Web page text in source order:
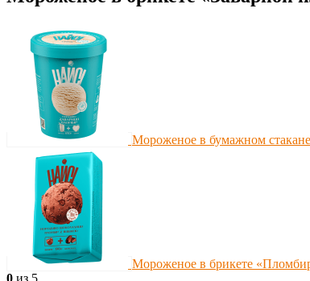
Мороженое в бумажном
Мороженое в брикете